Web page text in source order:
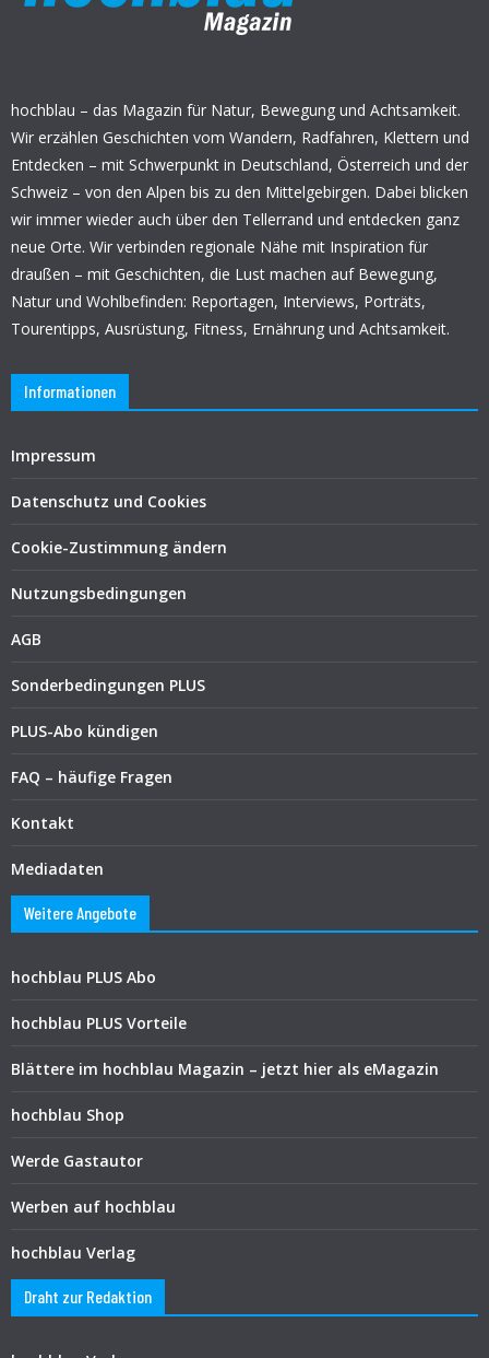
hochblau – das Magazin für Natur, Bewegung und Achtsamkeit.
Wir erzählen Geschichten vom Wandern, Radfahren, Klettern und
Entdecken – mit Schwerpunkt in Deutschland, Österreich und der
Schweiz – von den Alpen bis zu den Mittelgebirgen. Dabei blicken
wir immer wieder auch über den Tellerrand und entdecken ganz
neue Orte. Wir verbinden regionale Nähe mit Inspiration für
draußen – mit Geschichten, die Lust machen auf Bewegung,
Natur und Wohlbefinden: Reportagen, Interviews, Porträts,
Tourentipps, Ausrüstung, Fitness, Ernährung und Achtsamkeit.
Informationen
Impressum
Datenschutz und Cookies
Cookie-Zustimmung ändern
Nutzungsbedingungen
AGB
Sonderbedingungen PLUS
PLUS-Abo kündigen
FAQ – häufige Fragen
Kontakt
Mediadaten
Weitere Angebote
hochblau PLUS Abo
hochblau PLUS Vorteile
Blättere im hochblau Magazin – jetzt hier als eMagazin
hochblau Shop
Werde Gastautor
Werben auf hochblau
hochblau Verlag
Draht zur Redaktion